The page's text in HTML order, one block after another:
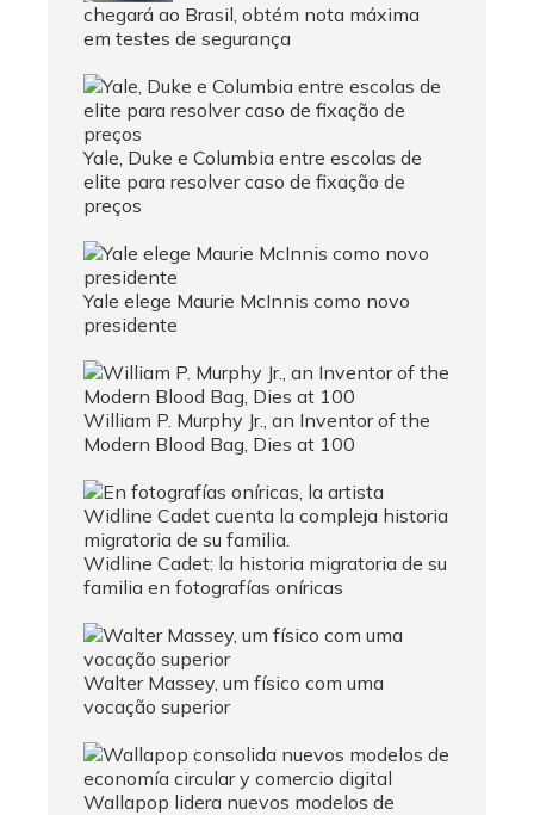
chegará ao Brasil, obtém nota máxima
em testes de segurança
Yale, Duke e Columbia entre escolas de
elite para resolver caso de fixação de
preços
Yale elege Maurie McInnis como novo
presidente
William P. Murphy Jr., an Inventor of the
Modern Blood Bag, Dies at 100
Widline Cadet: la historia migratoria de su
familia en fotografías oníricas
Walter Massey, um físico com uma
vocação superior
Wallapop lidera nuevos modelos de